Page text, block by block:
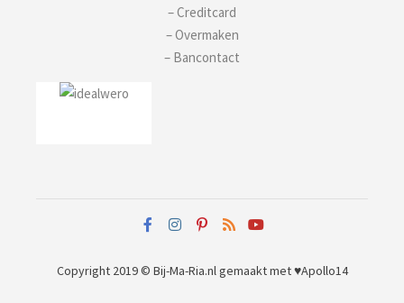
– Creditcard
– Overmaken
– Bancontact
Copyright 2019 © Bij-Ma-Ria.nlgemaakt met ♥Apollo14